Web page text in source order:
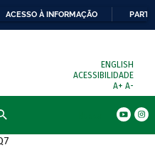
ACESSO À INFORMAÇÃO
ENGLISH
ACESSIBILIDADE
A+ A-